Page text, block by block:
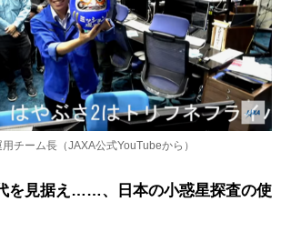
チーム長（JAXA公式YouTubeから）
を見据え……、日本の小惑星探査の使